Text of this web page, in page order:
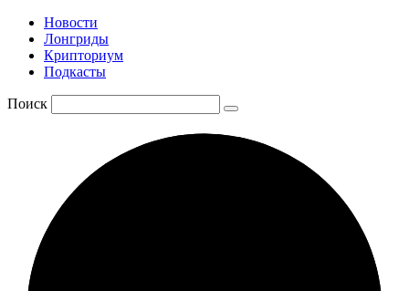
Новости
Лонгриды
Крипториум
Подкасты
Поиск